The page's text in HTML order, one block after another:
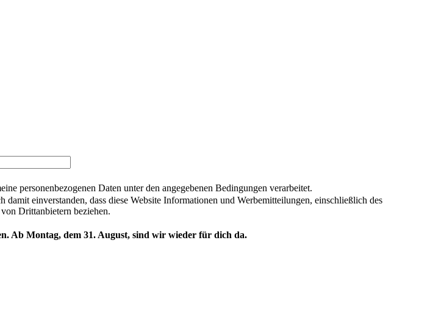
personenbezogenen Daten unter den angegebenen Bedingungen verarbeitet.
damit einverstanden, dass diese Website Informationen und Werbemitteilungen, einschließlich des
Drittanbietern beziehen.
Ab Montag, dem 31. August, sind wir wieder für dich da.